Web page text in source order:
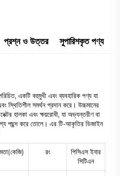
প্রশ্ন ও উত্তর সুপারিশকৃত পণ্য
পরিচিত, একটি বহুমুখী এবং ব্যবহারিক পণ্য যা
স্থিতিশীল সমর্থন প্রদান করে। উচ্চমানের
হালকা এবং ক্ষয়রোধী, যা অভ্যন্তরীণ বা
পছন্দ করে তোলে। এর টি-আকৃতির ডিজাইন
রং
পিসিএস ইনার
সিটিএন